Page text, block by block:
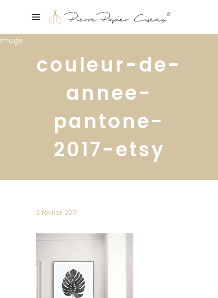
couleur-de-
annee-
pantone-
2017-etsy
3 février 2017